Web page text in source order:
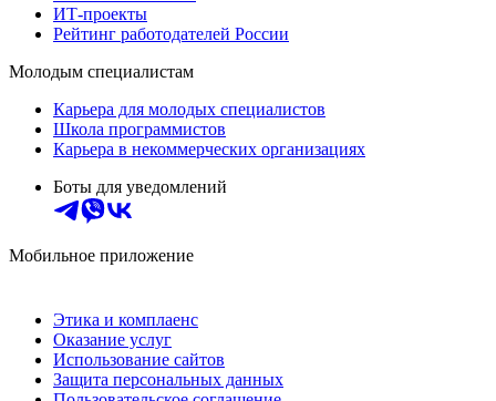
ИТ-проекты
Рейтинг работодателей России
Молодым специалистам
Карьера для молодых специалистов
Школа программистов
Карьера в некоммерческих организациях
Боты для уведомлений
Мобильное приложение
Этика и комплаенс
Оказание услуг
Использование сайтов
Защита персональных данных